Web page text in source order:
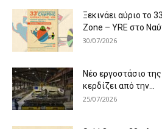
Ξεκινάει αύριο το
Zone – YRE στο
30/07/2026
Νέο εργοστάσιο
κερδίζει από την...
25/07/2026